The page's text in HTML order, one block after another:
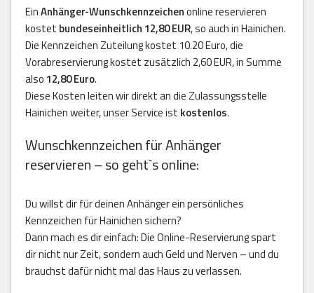
EinAnhänger-Wunschkennzeichenonline reservieren
kostet bundeseinheitlich 12,80 EUR, so auch in Hainichen.
Die Kennzeichen Zuteilung kostet 10.20 Euro, die
Vorabreservierung kostet zusätzlich 2,60 EUR, in Summe
also 12,80 Euro.
Diese Kosten leiten wir direkt an die Zulassungsstelle
Hainichen weiter, unser Service ist kostenlos.
Wunschkennzeichen für Anhänger
reservieren – so geht`s online:
Du willst dir für deinen Anhänger ein persönliches
Kennzeichen für Hainichen sichern?
Dann mach es dir einfach: Die Online-Reservierung spart
dir nicht nur Zeit, sondern auch Geld und Nerven – und du
brauchst dafür nicht mal das Haus zu verlassen.